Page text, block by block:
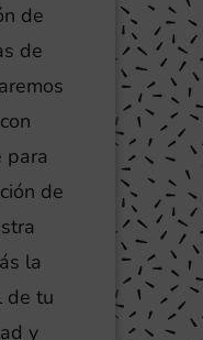
de
de
para
de
la
de tu
y